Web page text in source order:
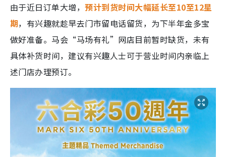
由于近日订单大增，预计到货时间大幅延长至10至12星
期，有兴趣就趁早去门市留电话留货，为下半年金多宝
做好准备。马会“马场有礼”网店目前暂时缺货，未有
具体补货时间，建议有兴趣人士可于营业时间内亲临上
述门店办理预订。